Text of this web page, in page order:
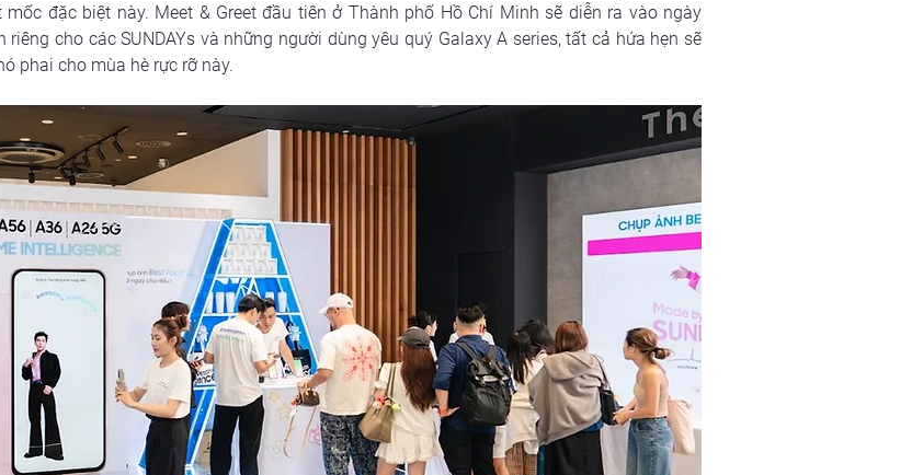
mốc đặc biệt này. Meet & Greet đầu tiên ở Thành phố Hồ Chí Minh sẽ diễn ra vào ngày
cho các SUNDAYs và những người dùng yêu quý Galaxy A series, tất cả hứa hẹn sẽ
phai cho mùa hè rực rỡ này.